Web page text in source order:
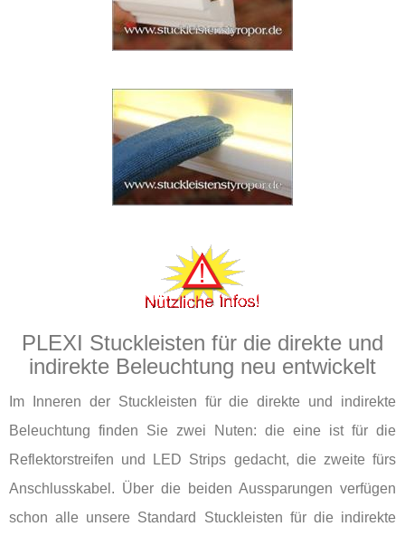
PLEXI Stuckleisten für die direkte und
indirekte Beleuchtung neu entwickelt
Im Inneren der Stuckleisten für die direkte und indirekte
Beleuchtung finden Sie zwei Nuten: die eine ist für die
Reflektorstreifen und LED Strips gedacht, die zweite fürs
Anschlusskabel. Über die beiden Aussparungen verfügen
schon alle unsere Standard Stuckleisten für die indirekte